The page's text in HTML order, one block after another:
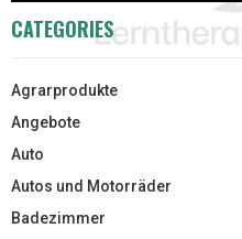
CATEGORIES
Agrarprodukte
Angebote
Auto
Autos und Motorräder
Badezimmer